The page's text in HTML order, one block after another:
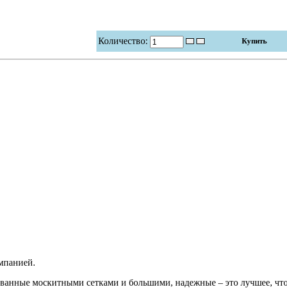
Количество:
москитными сетками и большими, надежные – это лучшее,